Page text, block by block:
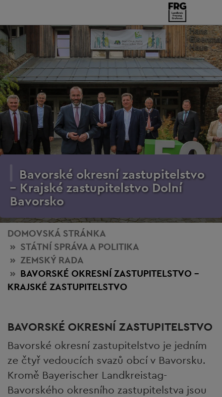
Bavorské okresní zastupitelstvo
– Krajské zastupitelstvo Dolní
Bavorsko
DOMOVSKÁ STRÁNKA
STÁTNÍ SPRÁVAA POLITIKA
ZEMSKÝ RADA
BAVORSKÉ OKRESNÍ ZASTUPITELSTVO –
KRAJSKÉ ZASTUPITELSTVO
BAVORSKÉ OKRESNÍ ZASTUPITELSTVO
Bavorské okresní zastupitelstvo je jedním
ze čtyř vedoucích svazů obcí v Bavorsku.
Kromě Bayerischer Landkreistag-
Bavorského okresního zastupitelstva jsou